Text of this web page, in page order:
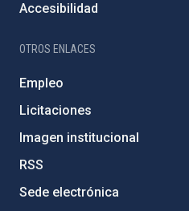
Accesibilidad
OTROS ENLACES
Empleo
Licitaciones
Imagen institucional
RSS
Sede electrónica